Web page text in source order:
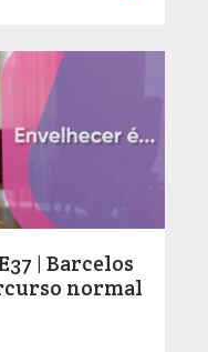
| Barcelos
normal